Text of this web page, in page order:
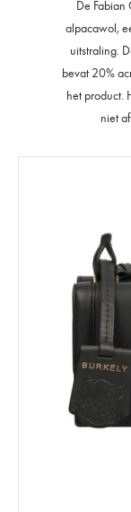
De Fabian
alpacawol,
uitstraling.
bevat 20%
het product.
niet